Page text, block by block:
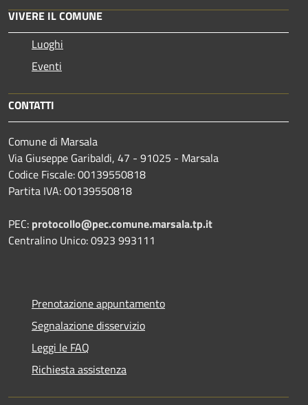
VIVERE IL COMUNE
Luoghi
Eventi
CONTATTI
Comune di Marsala
Via Giuseppe Garibaldi, 47 - 91025 - Marsala
Codice Fiscale: 00139550818
Partita IVA: 00139550818
PEC: protocollo@pec.comune.marsala.tp.it
Centralino Unico: 0923 993111
Prenotazione appuntamento
Segnalazione disservizio
Leggi le FAQ
Richiesta assistenza